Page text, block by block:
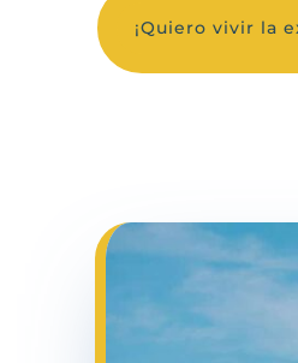
¡Quiero vivir la